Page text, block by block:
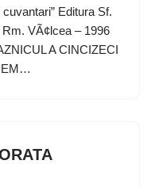
Editura Sf.
VÃ¢lcea – 1996
A CINCIZECI